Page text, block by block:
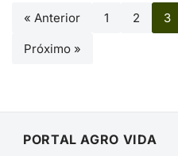
« Anterior 1 2 3
Próximo »
PORTAL AGRO VIDA